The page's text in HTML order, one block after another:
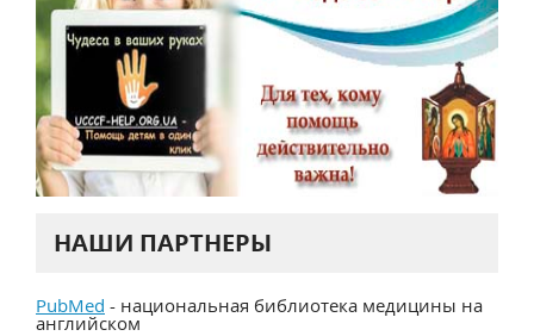
НАШИ ПАРТНЕРЫ
PubMed - национальная библиотека медицины на
английском